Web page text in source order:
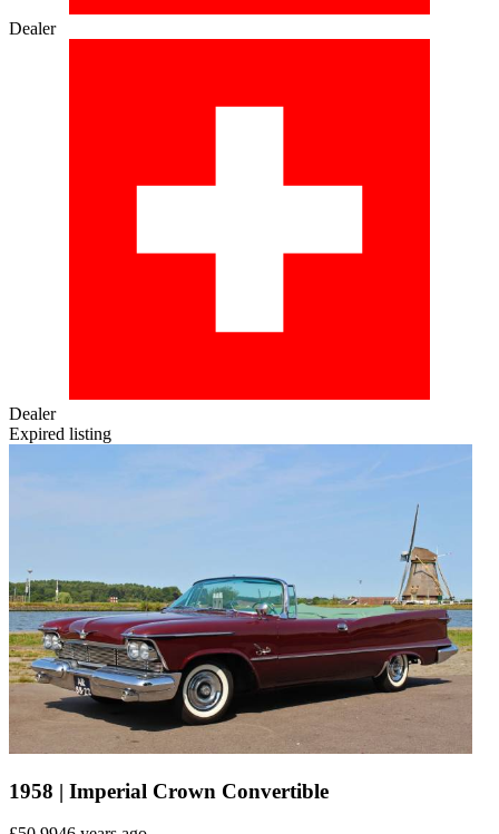
Dealer
Dealer
Expired listing
1958 | Imperial Crown Convertible